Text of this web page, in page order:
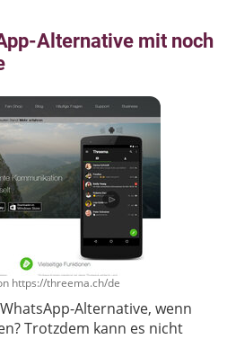
Alternative mit noch
https://threema.ch/de
Alternative, wenn
Trotzdem kann es nicht